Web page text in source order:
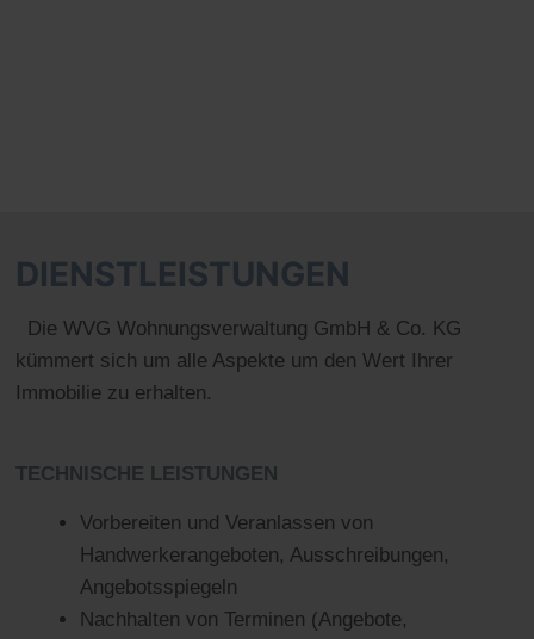
DIENSTLEISTUNGEN
Die WVG Wohnungsverwaltung GmbH & Co. KG
kümmert sich um alle Aspekte um den Wert Ihrer
Immobilie zu erhalten.
TECHNISCHE LEISTUNGEN
Vorbereiten und Veranlassen von
Handwerkerangeboten, Ausschreibungen,
Angebotsspiegeln
Nachhalten von Terminen (Angebote,